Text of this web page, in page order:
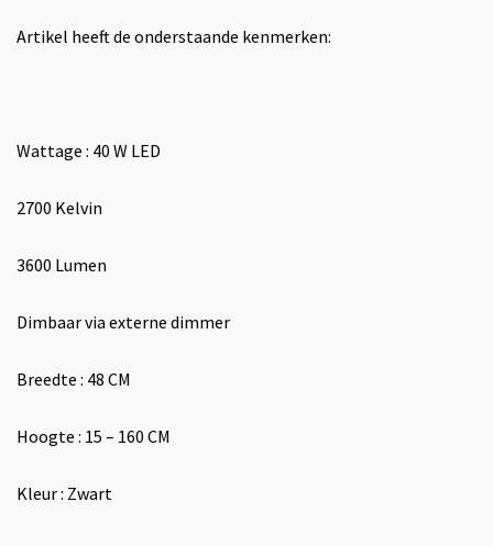
Artikel heeft de onderstaande kenmerken:
Wattage : 40 W LED
2700 Kelvin
3600 Lumen
Dimbaar via externe dimmer
Breedte : 48 CM
Hoogte : 15 – 160 CM
Kleur : Zwart